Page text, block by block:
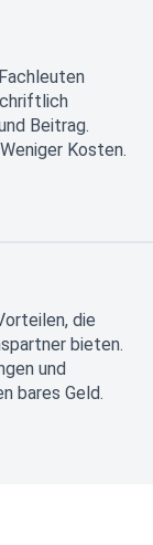
Beitrag.
Kosten.
die
bieten.
und
bares Geld.